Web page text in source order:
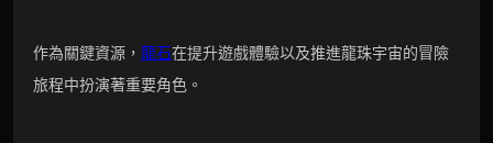
作為關鍵資源， 龍石在提升遊戲體驗以及推進龍珠宇宙的冒險
旅程中扮演著重要角色。